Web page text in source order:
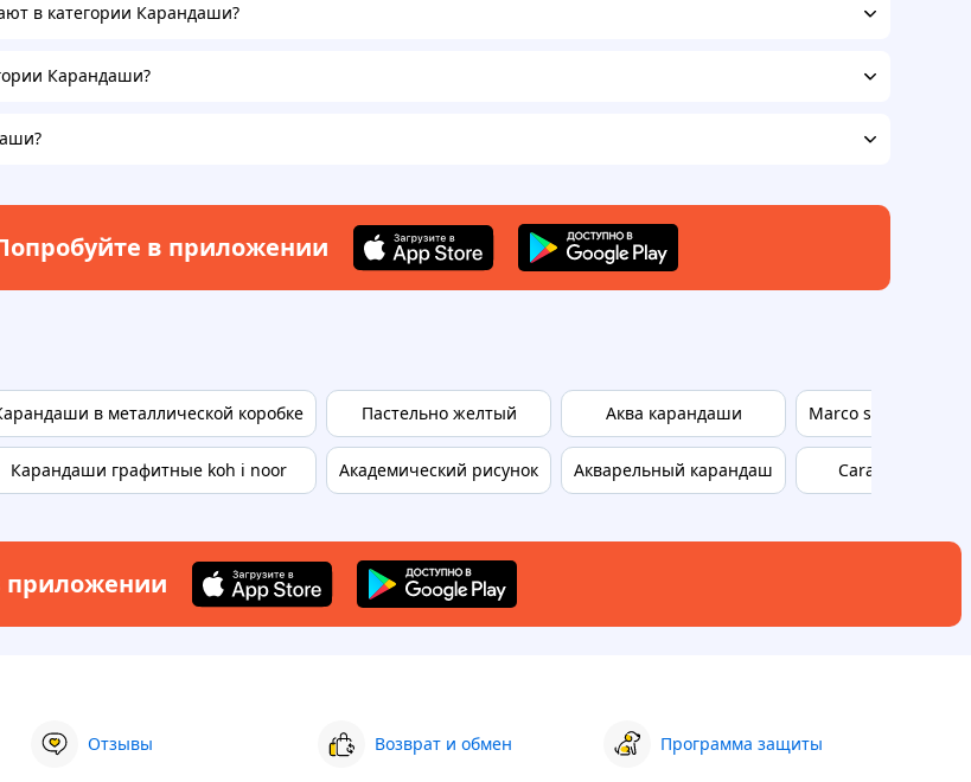
в категории Карандаши?
Карандаши?
в приложении
в металлической коробке
Карандаши графитные koh i noor
Пастельно желтый
Академический рисунок
Аква карандаши
Акварельный карандаш
Marco superb writer
Caran d ache
приложении
Отзывы Возврат и обмен Программа защиты